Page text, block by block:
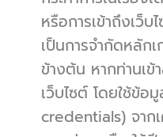
หรือการเข้าถึงเว็
เป็นการจำกัดหลัก
ข้างต้น หากท่านเข้
เว็บไซต์ โดยใช้ข้อ
credentials) จาก